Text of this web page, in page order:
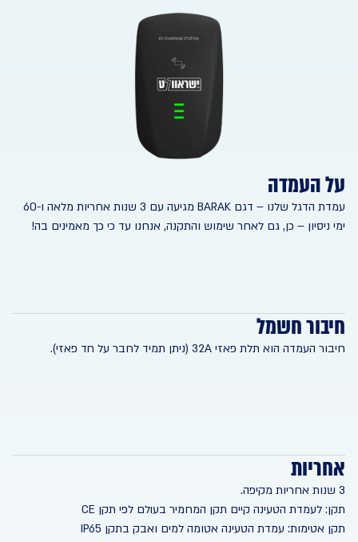
על העמדה
עמדת הדגל שלנו – דגם BARAK מגיעה עם 3 שנות אחריות מלאה ו-60
ימי ניסיון – כן, גם לאחר שימוש והתקנה, אנחנו עד כי כך מאמינים בה!
חיבור חשמל
חיבור העמדה הוא תלת פאזי 32A (ניתן תמיד לחבר על חד פאזי).
אחריות
3 שנות אחריות מקיפה.
תקן: לעמדת הטעינה קיים תקן המחמיר בעולם לפי תקן CE
תקן אטימות: עמדת הטעינה אטומה למים ואבק בתקן IP65